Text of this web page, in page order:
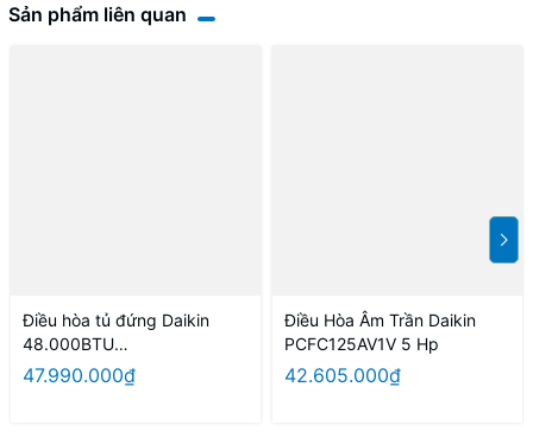
Sản phẩm liên quan
Điều hòa tủ đứng Daikin
48.000BTU
FVC140AV1V/RC140AGY1V 3
47.990.000₫
Điều Hòa Âm Trần Daikin
PCFC125AV1V 5 Hp
42.605.000₫